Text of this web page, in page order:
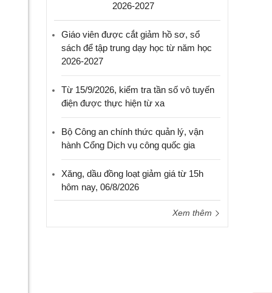
2026-2027
Giáo viên được cắt giảm hồ sơ, sổ
sách để tập trung dạy học từ năm học
2026-2027
Từ 15/9/2026, kiểm tra tần số vô tuyến
điện được thực hiện từ xa
Bộ Công an chính thức quản lý, vận
hành Cổng Dịch vụ công quốc gia
Xăng, dầu đồng loạt giảm giá từ 15h
hôm nay, 06/8/2026
Xem thêm